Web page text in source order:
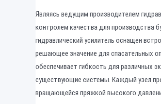
Являясь ведущим производителем
контролем качества для
гидравлический усилитель оснащен
решающее значение для спасательных
обеспечивает гибкость для различных
существующие системы. Каждый узел
вращающейся пряжкой высокого